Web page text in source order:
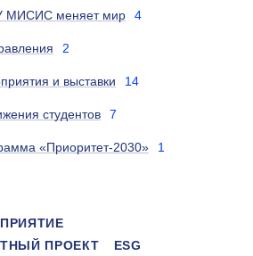
МИСИС меняет мир 4
2
и выставки 14
студентов 7
«Приоритет-2030» 1
ПРОЕКТ
ESG